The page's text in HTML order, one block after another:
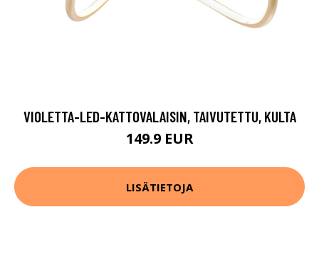
VIOLETTA-LED-KATTOVALAISIN, TAIVUTETTU, KULTA
149.9 EUR
LISÄTIETOJA